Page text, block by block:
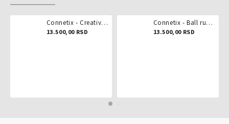
Connetix - Creative pack 102 dela
13.500,00 RSD
Connetix - Ball run pastel 106 delova
13.500,00 RSD